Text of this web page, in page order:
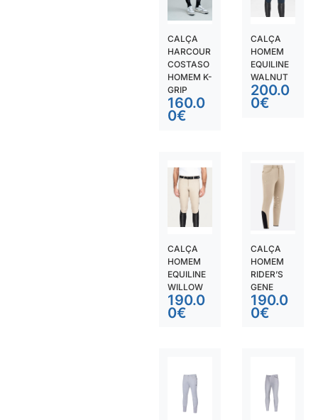
CALÇA
HARCOUR
COSTASO
HOMEM K-
GRIP
160.0
0€
CALÇA
HOMEM
EQUILINE
WALNUT
200.0
0€
CALÇA
HOMEM
EQUILINE
WILLOW
190.0
0€
CALÇA
HOMEM
RIDER’S
GENE
190.0
0€